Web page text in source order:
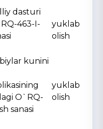
dasturi
463-I-
yuklab
olish
kunini
O`RQ-
sanasi
yuklab
olish